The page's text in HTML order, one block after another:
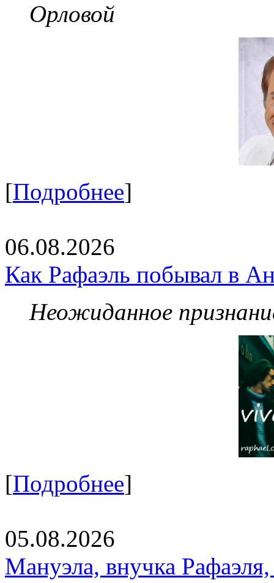
Орловой
[Подробнее]
06.08.2026
Как Рафаэль побывал в
Неожиданное
[Подробнее]
05.08.2026
Мануэла, внучка